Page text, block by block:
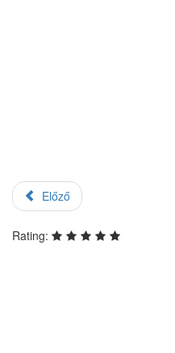
Előző
Rating: